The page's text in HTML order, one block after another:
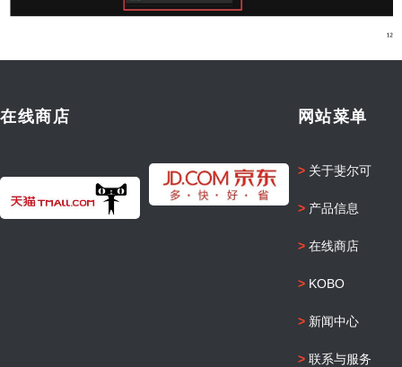
网站菜单
>关于斐尔可
>产品信息
>在线商店
>KOBO
>新闻中心
>联系与服务
在线商店